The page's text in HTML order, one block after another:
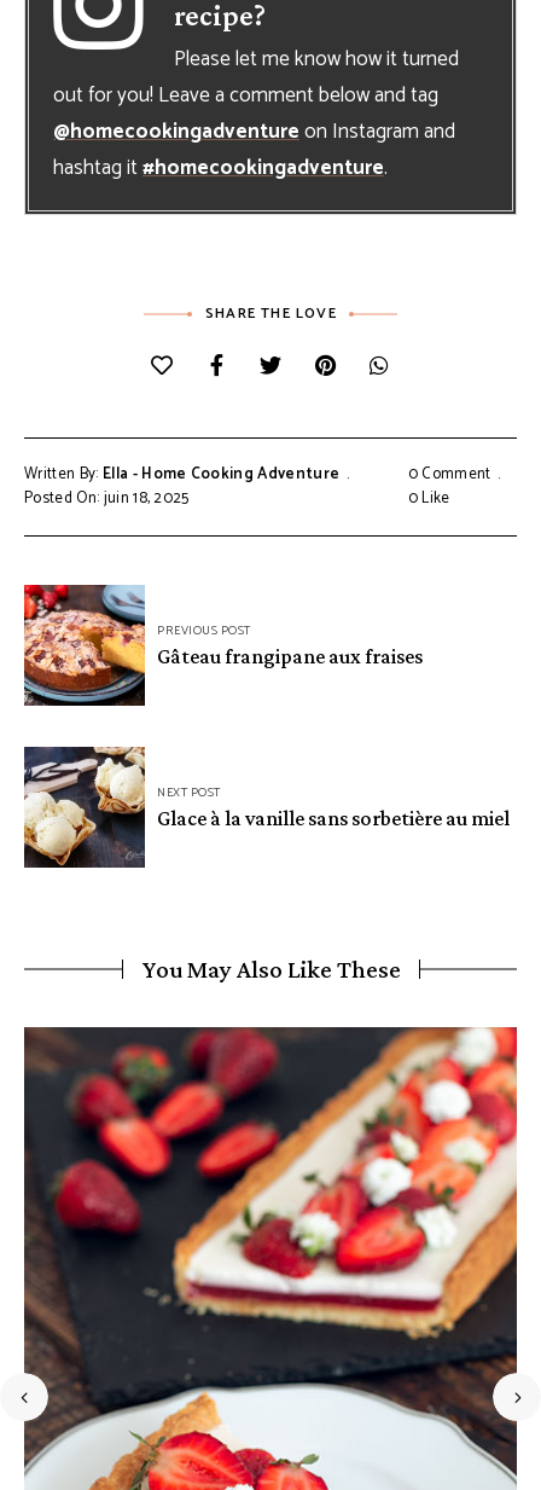
recipe?
Please let me know how it turned
out for you! Leave a comment below and tag
@homecookingadventureon Instagram and
hashtag it#homecookingadventure.
SHARE THE LOVE
Written By: Ella - Home Cooking Adventure
Posted On: juin 18, 2025
0 Comment
0Like
Navigation
de
l’article
PREVIOUS POST
Gâteau frangipane aux fraises
NEXT POST
Glace à la vanille sans sorbetière au miel
You May Also Like These